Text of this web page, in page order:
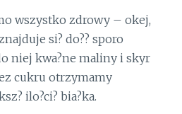
wszystko zdrowy – okej,
si? do?? sporo
niej kwa?ne maliny i skyr
cukru otrzymamy
ilo?ci? bia?ka.